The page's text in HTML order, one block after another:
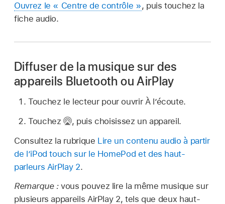
Ouvrez le « Centre de contrôle », puis touchez la
fiche audio.
Diffuser de la musique sur des
appareils Bluetooth ou AirPlay
Touchez le lecteur pour ouvrir À l’écoute.
Touchez
, puis choisissez un appareil.
Consultez la rubrique Lire un contenu audio à partir
de l’iPod touch sur le HomePod et des haut-
parleurs AirPlay 2.
Remarque :vous pouvez lire la même musique sur
plusieurs appareils AirPlay 2, tels que deux haut-